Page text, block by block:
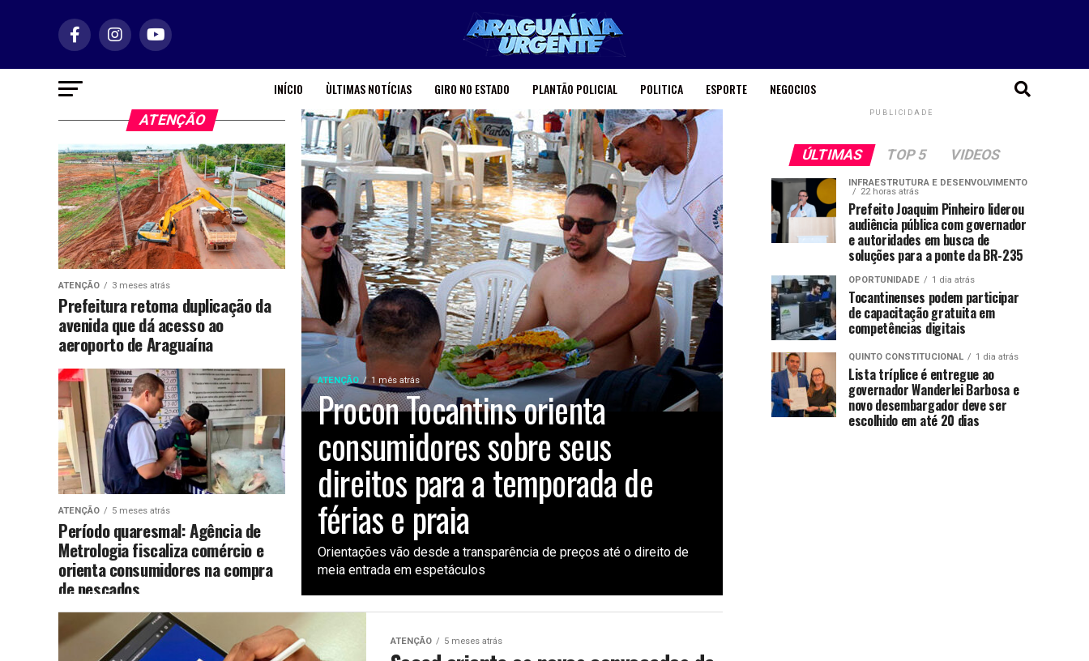
INÍCIO ÙLTIMAS NOTÍCIAS GIRO NO ESTADO PLANTÃO POLICIAL POLITICA ESPORTE NEGOCIOS
ATENÇÃO 1 mês atrás
Procon Tocantins orienta
consumidores sobre seus
direitos para a temporada de
férias e praia
Orientações vão desde a transparência de preços até o direito de
meia entrada em espetáculos
ATENÇÃO
ATENÇÃO 3 meses atrás
Prefeitura retoma duplicação da
avenida que dá acesso ao
aeroporto de Araguaína
ATENÇÃO 5 meses atrás
Período quaresmal: Agência de
Metrologia fiscaliza comércio e
orienta consumidores na compra
de pescados
ATENÇÃO 5 meses atrás
PUBLICIDADE
ÚLTIMAS TOP 5 VIDEOS
INFRAESTRUTURA E DESENVOLVIMENTO
22 horas atrás
Prefeito Joaquim Pinheiro liderou
audiência pública com governador
e autoridades em busca de
soluções para a ponte da BR-235
OPORTUNIDADE 1 dia atrás
Tocantinenses podem participar
de capacitação gratuita em
competências digitais
QUINTO CONSTITUCIONAL 1 dia atrás
Lista tríplice é entregue ao
governador Wanderlei Barbosa e
novo desembargador deve ser
escolhido em até 20 dias